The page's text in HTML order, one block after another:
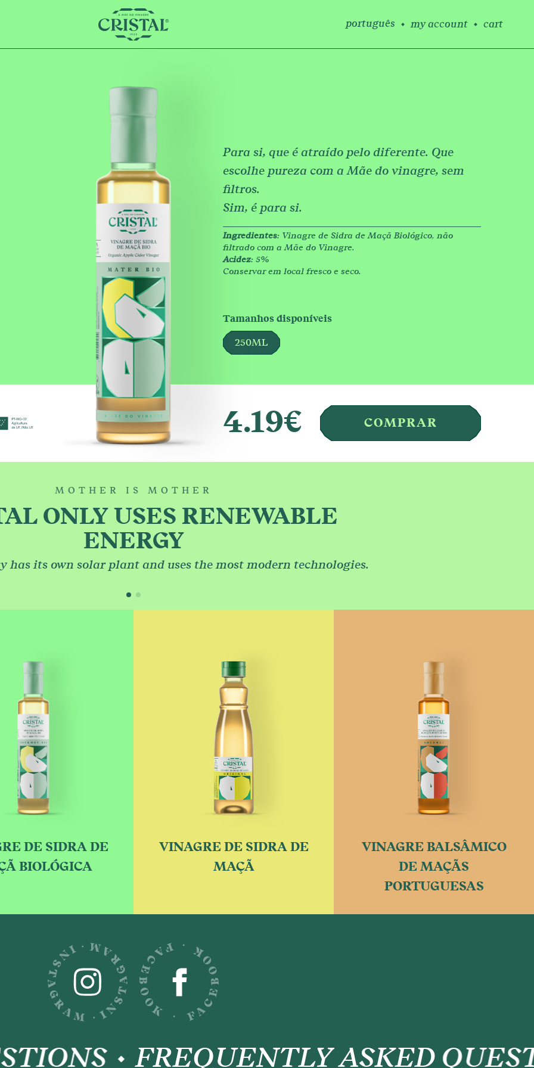
português my account cart
OF
FAQs
Para si, que é atraído pelo diferente. Que
escolhe pureza com a Mãe do vinagre, sem
filtros.
Sim, é para si.
Ingredientes: Vinagre de Sidra de Maçã Biológico, não
filtrado com a Mãe do Vinagre.
Acidez: 5%
Conservar em local fresco e seco.
Tamanhos disponíveis
250ML
4.19€ COMPRAR
MOTHER IS MOTHER
ONLY USES RENEWABLE
ENERGY
has its own solar plant and uses the most modern technologies.
DE SIDRA DE
BIOLÓGICA
VINAGRE DE SIDRA DE
MAÇÃ
VINAGRE BALSÂMICO
DE MAÇÃS
PORTUGUESAS
FREQUENTLY ASKED